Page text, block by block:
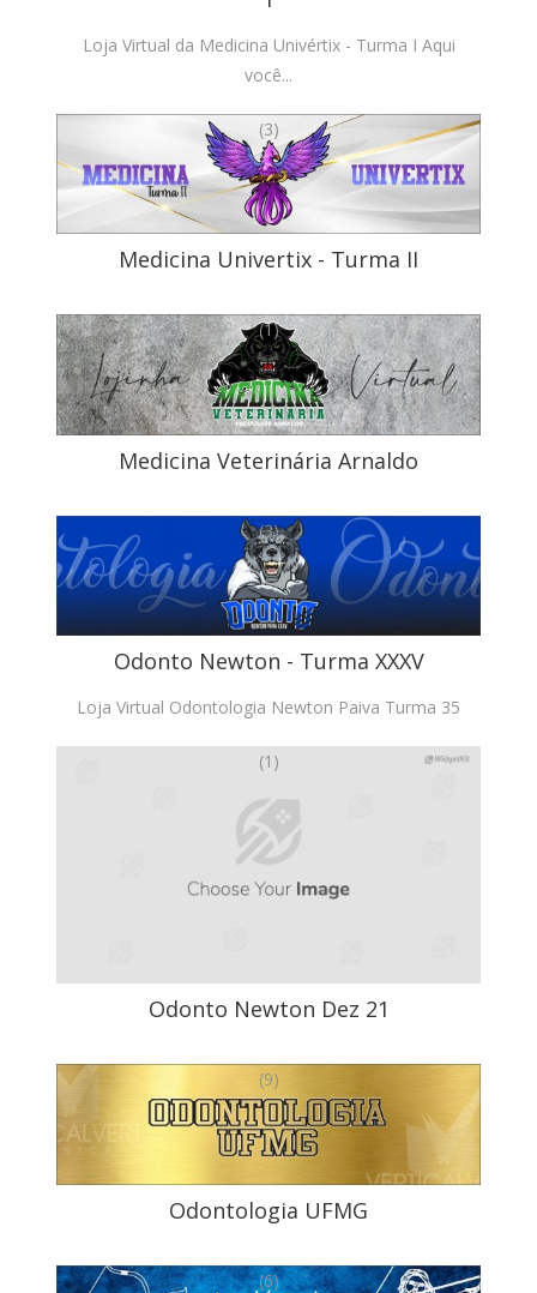
Loja Virtual da Medicina Univértix - Turma I Aqui
você...
(3)
Medicina Univertix - Turma II
(1)
Medicina Veterinária Arnaldo
(3)
Odonto Newton - Turma XXXV
Loja Virtual Odontologia Newton Paiva Turma 35
(1)
Odonto Newton Dez 21
(9)
Odontologia UFMG
(6)